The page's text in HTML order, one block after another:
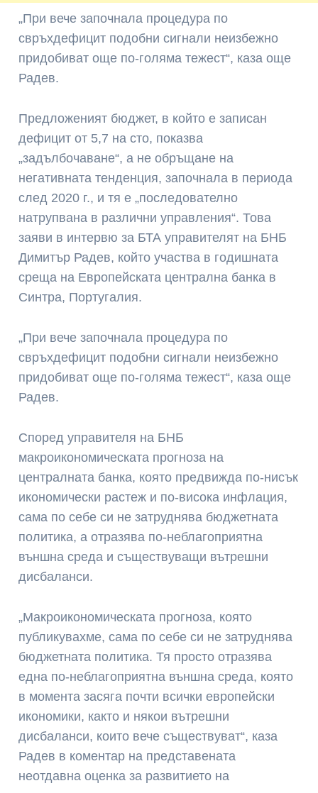
„При вече започнала процедура по
свръхдефицит подобни сигнали неизбежно
придобиват още по-голяма тежест“, каза още
Радев.
Предложеният бюджет, в който е записан
дефицит от 5,7 на сто, показва
„задълбочаване“, а не обръщане на
негативната тенденция, започнала в периода
след 2020 г., и тя е „последователно
натрупвана в различни управления“. Това
заяви в интервю за БТА управителят на БНБ
Димитър Радев, който участва в годишната
среща на Европейската централна банка в
Синтра, Португалия.
„При вече започнала процедура по
свръхдефицит подобни сигнали неизбежно
придобиват още по-голяма тежест“, каза още
Радев.
Според управителя на БНБ
макроикономическата прогноза на
централната банка, която предвижда по-нисък
икономически растеж и по-висока инфлация,
сама по себе си не затруднява бюджетната
политика, а отразява по-неблагоприятна
външна среда и съществуващи вътрешни
дисбаланси.
„Макроикономическата прогноза, която
публикувахме, сама по себе си не затруднява
бюджетната политика. Тя просто отразява
една по-неблагоприятна външна среда, която
в момента засяга почти всички европейски
икономики, както и някои вътрешни
дисбаланси, които вече съществуват“, каза
Радев в коментар на представената
неотдавна оценка за развитието на